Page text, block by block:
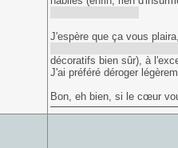
J'espère que ça vous
décoratifs bien sûr), à
J'ai préféré déroger
Bon, eh bien, si le cœur